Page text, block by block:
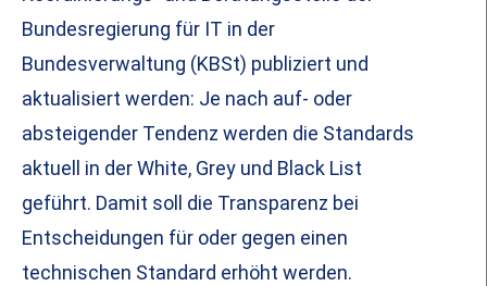
Bundesregierung für IT in der
Bundesverwaltung (KBSt) publiziert und
aktualisiert werden: Je nach auf- oder
absteigender Tendenz werden die Standards
aktuell in der White, Grey und Black List
geführt. Damit soll die Transparenz bei
Entscheidungen für oder gegen einen
technischen Standard erhöht werden.